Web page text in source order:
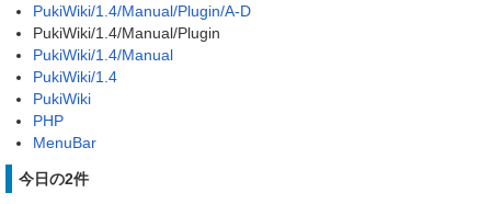
PukiWiki/1.4/Manual/Plugin/A-D
PukiWiki/1.4/Manual/Plugin
PukiWiki/1.4/Manual
PukiWiki/1.4
PukiWiki
PHP
MenuBar
今日の2件